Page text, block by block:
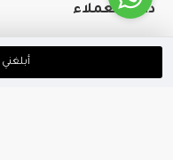
دعم العملاء
حســـابي